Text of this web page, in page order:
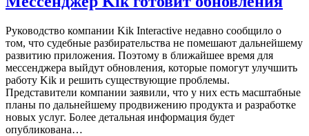
Руководство компании Kik Interactive недавно сообщило о
том, что судебные разбирательства не помешают дальнейшему
развитию приложения. Поэтому в ближайшее время для
мессенджера выйдут обновления, которые помогут улучшить
работу Kik и решить существующие проблемы.
Представители компании заявили, что у них есть масштабные
планы по дальнейшему продвижению продукта и разработке
новых услуг. Более детальная информация будет
опубликована…